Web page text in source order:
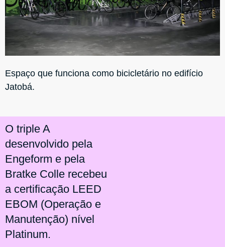
Espaço que funciona como bicicletário no edifício
Jatobá.
O triple A
desenvolvido pela
Engeform e pela
Bratke Colle recebeu
a certificação LEED
EBOM (Operação e
Manutenção) nível
Platinum.